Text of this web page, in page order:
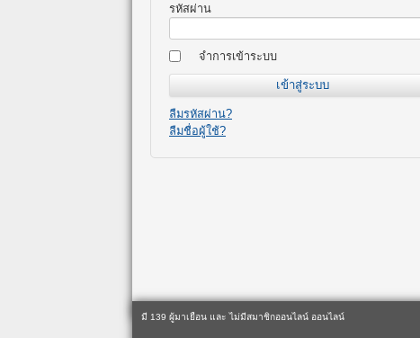
รหัสผ่าน
จำการเข้าระบบ
ลืมรหัสผ่าน?
ลืมชื่อผู้ใช้?
มี 139 ผู้มาเยือน และ ไม่มีสมาชิกออนไลน์ ออนไลน์